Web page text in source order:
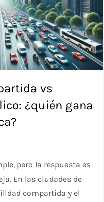
vs
¿quién gana
pero la respuesta es
En las ciudades de
compartida y el